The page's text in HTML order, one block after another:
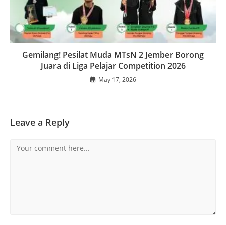
Gemilang! Pesilat Muda MTsN 2 Jember Borong
Juara di Liga Pelajar Competition 2026
May 17, 2026
Leave a Reply
Comment